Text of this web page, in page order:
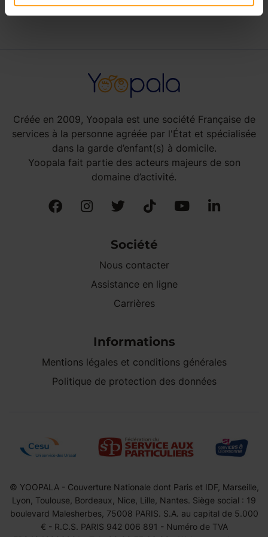
Créée en 2009, Yoopala est une société Française de
services à la personne agréée par l'État et spécialisée
dans la garde d’enfant(s) à domicile.
Yoopala fait partie des acteurs majeurs de son
domaine d’activité.
Société
Nous contacter
Assistance en ligne
Carrières
Informations
Mentions légales et conditions générales
Politique de protection des données
© YOOPALA - Couverture Nationale dont Paris et IDF, Marseille,
Lyon, Toulouse, Bordeaux, Nice, Lille, Nantes. Siège social : 19
boulevard Malesherbes, 75008 PARIS. S.A. au capital de 5.000
€ - R.C.S. PARIS 942 006 891 - Numéro de TVA